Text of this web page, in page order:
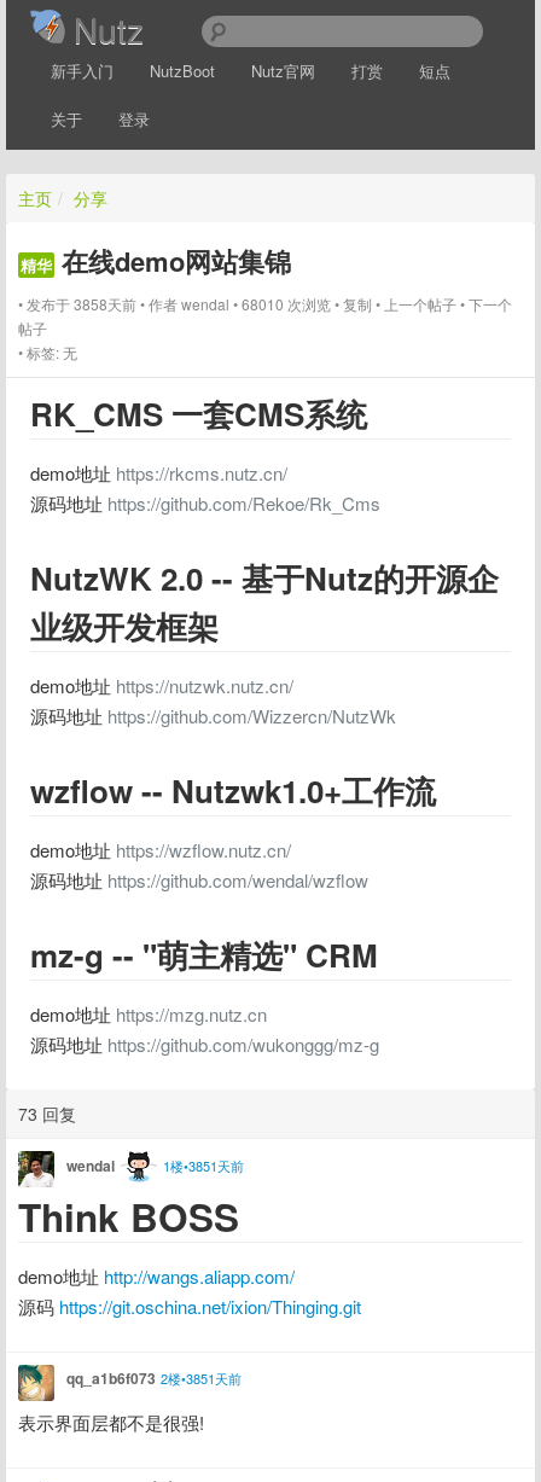
Nutz
新手入门 NutzBoot Nutz官网 打赏 短点
关于 登录
主页 / 分享
精华 在线demo网站集锦
发布于 3858天前 作者wendal 68010 次浏览 复制 上一个帖子 下一个
帖子
标签:无
RK_CMS 一套CMS系统
demo地址 https://rkcms.nutz.cn/
源码地址 https://github.com/Rekoe/Rk_Cms
NutzWK 2.0 -- 基于Nutz的开源企
业级开发框架
demo地址 https://nutzwk.nutz.cn/
源码地址 https://github.com/Wizzercn/NutzWk
wzflow -- Nutzwk1.0+工作流
demo地址 https://wzflow.nutz.cn/
源码地址 https://github.com/wendal/wzflow
mz-g -- "萌主精选" CRM
demo地址 https://mzg.nutz.cn
源码地址 https://github.com/wukonggg/mz-g
73 回复
wendal 1楼•3851天前
Think BOSS
demo地址 http://wangs.aliapp.com/
源码 https://git.oschina.net/ixion/Thinging.git
qq_a1b6f073 2楼•3851天前
表示界面层都不是很强!